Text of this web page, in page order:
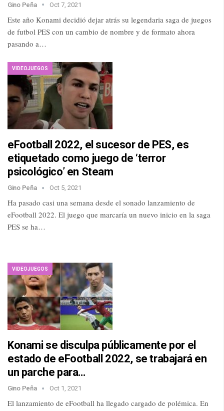
Gino Peña Oct 7, 2021
Este año Konami decidió dejar atrás su legendaria saga de juegos
de futbol PES con un cambio de nombre y de formato ahora
pasando a…
VIDEOJUEGOS
eFootball 2022, el sucesor de PES, es
etiquetado como juego de ‘terror
psicológico’ en Steam
Gino Peña Oct 5, 2021
Ha pasado casi una semana desde el sonado lanzamiento de
eFootball 2022. El juego que marcaría un nuevo inicio en la saga
PES se ha…
VIDEOJUEGOS
Konami se disculpa públicamente por el
estado de eFootball 2022, se trabajará en
un parche para…
Gino Peña Oct 1, 2021
El lanzamiento de eFootball ha llegado cargado de polémica. En